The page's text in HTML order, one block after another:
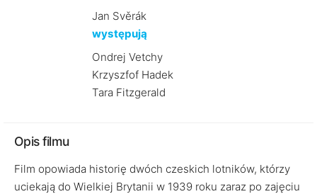
Jan Svěrák
występują
Ondrej Vetchy
Krzyszfof Hadek
Tara Fitzgerald
Opis filmu
Film opowiada historię dwóch czeskich lotników, którzy
uciekają do Wielkiej Brytanii w 1939 roku zaraz po zajęciu